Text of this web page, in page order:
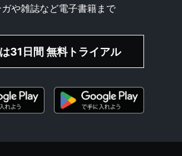
ガや雑誌など電子書籍まで
31日間 無料トライアル